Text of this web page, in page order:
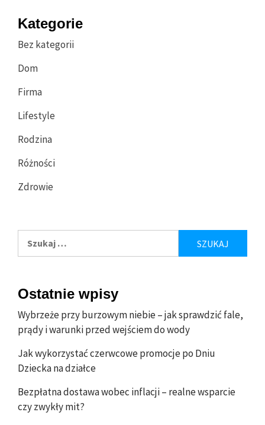
Kategorie
Bez kategorii
Dom
Firma
Lifestyle
Rodzina
Różności
Zdrowie
Ostatnie wpisy
Wybrzeże przy burzowym niebie – jak sprawdzić fale,
prądy i warunki przed wejściem do wody
Jak wykorzystać czerwcowe promocje po Dniu
Dziecka na działce
Bezpłatna dostawa wobec inflacji – realne wsparcie
czy zwykły mit?